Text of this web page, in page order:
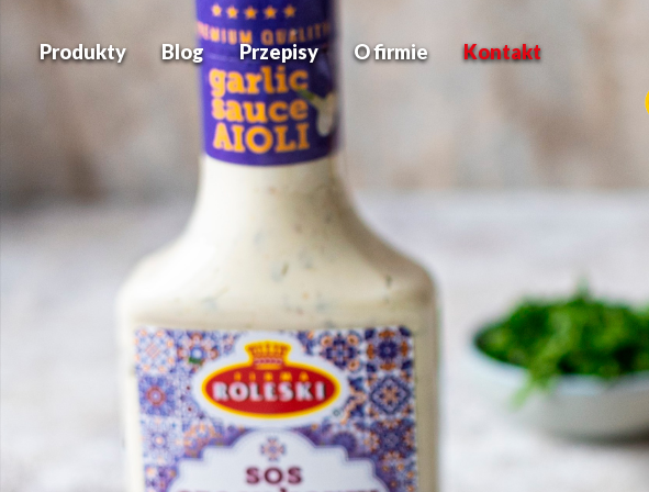
Produkty Blog Przepisy O firmie Kontakt